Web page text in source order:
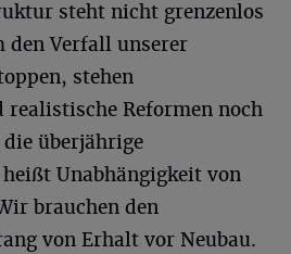
steht nicht grenzenlos
den Verfall unserer
stehen
realistische Reformen noch
überjährige
Unabhängigkeit von
brauchen den
von Erhalt vor Neubau.